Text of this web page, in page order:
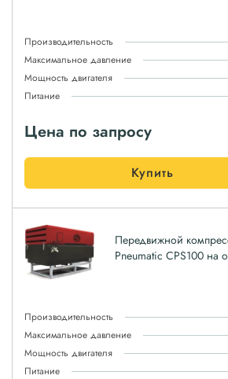
Производительность
Максимальное давление
Мощность двигателя
Питание
Цена по запросу
Купить
Передвижной
Pneumatic CPS100 на
Производительность
Максимальное давление
Мощность двигателя
Питание